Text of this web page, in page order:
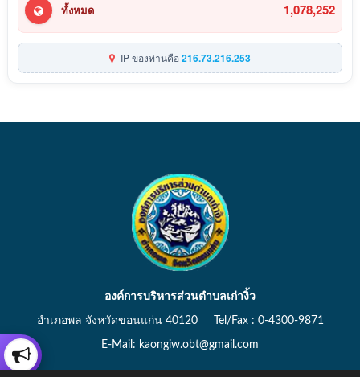
ทั้งหมด 1,078,252
IP ของท่านคือ216.73.216.253
องค์การบริหารส่วนตำบลเก่างิ้ว
อำเภอพล จังหวัดขอนแก่น 40120 Tel/Fax : 0-4300-9871
E-Mail: kaongiw.obt@gmail.com